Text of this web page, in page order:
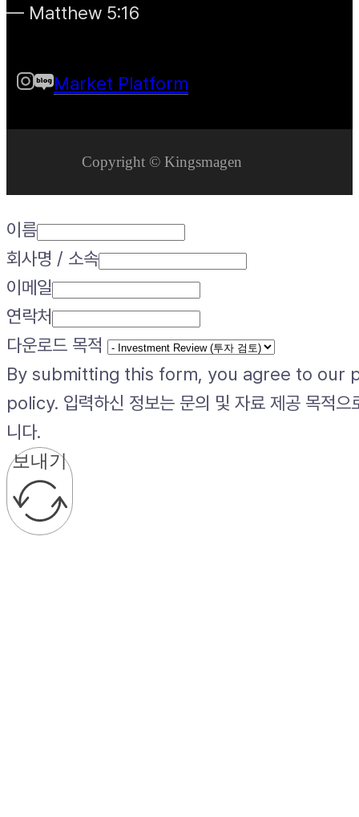
— Matthew 5:16
Market Platform
Copyright © Kingsmagen
이름
회사명 / 소속
이메일
연락처
다운로드 목적
By submitting this form, you agree to our
policy. 입력하신 정보는 문의 및 자료 제공 목적으
니다.
보내기